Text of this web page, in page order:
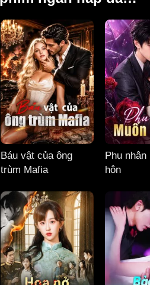
Báu vật của ông
trùm Mafia
Phu
hôn